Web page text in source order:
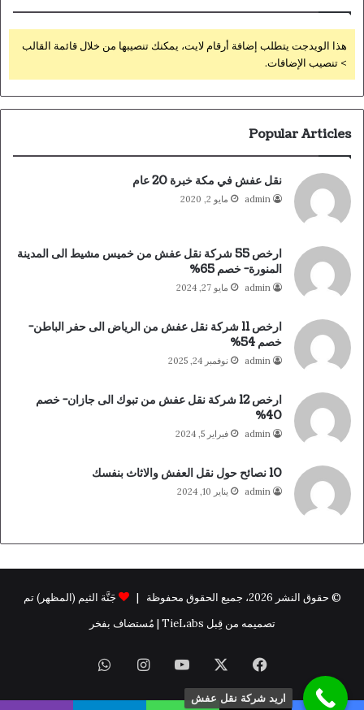
هذا الويدجت يتطلب إضافة أرقام لايت، يمكنك تنصيبها من خلال قائمة القالب
> تنصيب الإضافات.
Popular Articles
نقل عفش في مكة خبرة 20 عام
admin مايو 2, 2020
ارخص 55 شركة نقل عفش من خميس مشيط الى المدينة
المنورة- خصم 65%
admin مايو 27, 2024
ارخص 11 شركة نقل عفش من الرياض الى حفر الباطن-
خصم 54%
admin نوفمبر 24, 2025
ارخص 12 شركة نقل عفش من تبوك الى جازان- خصم
40%
admin فبراير 5, 2024
10 نصائح حول نقل العفش والاثاث بنفسك
admin يناير 10, 2024
© حقوق النشر 2026، جميع الحقوق محفوظة |
جَنَّة الثيم (المظهر) تم
تصميمه من قِبل TieLabs | مُستضاف بفخر
فيسبوك يوتيوبانستقرامواتساب
اريد شركة نقل عفش